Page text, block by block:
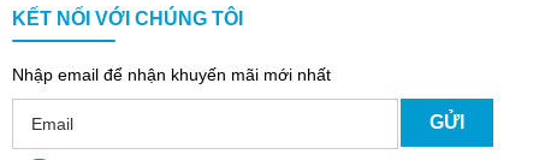
KẾT NỐI VỚI CHÚNG TÔI
Nhập email để nhận khuyến mãi mới nhất